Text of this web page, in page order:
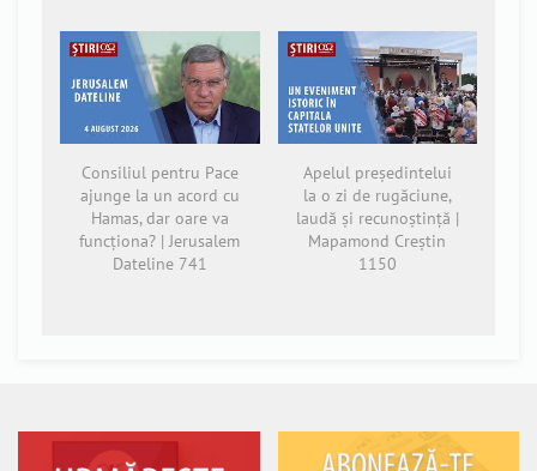
Consiliul pentru Pace
ajunge la un acord cu
Hamas, dar oare va
funcționa? | Jerusalem
Dateline 741
Apelul președintelui
la o zi de rugăciune,
laudă și recunoștință |
Mapamond Creștin
1150